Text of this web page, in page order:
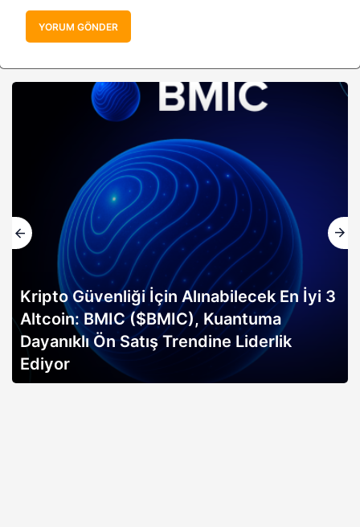
YORUM GÖNDER
Kripto Güvenliği İçin Alınabilecek En İyi 3
Altcoin: BMIC ($BMIC), Kuantuma
Dayanıklı Ön Satış Trendine Liderlik
Ediyor